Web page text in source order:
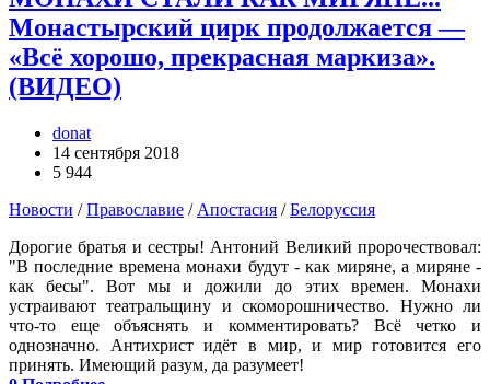
Монастырский цирк продолжается —
«Всё хорошо, прекрасная маркиза».
(ВИДЕО)
donat
14 сентября 2018
5 944
Новости /Православие / Апостасия /Белоруссия
Дорогие братья и сестры! Антоний Великий пророчествовал:
"В последние времена монахи будут - как миряне, а миряне -
как бесы". Вот мы и дожили до этих времен. Монахи
устраивают театральщину и скоморошничество. Нужно ли
что-то еще объяснять и комментировать? Всё четко и
однозначно. Антихрист идёт в мир, и мир готовится его
принять. Имеющий разум, да разумеет!